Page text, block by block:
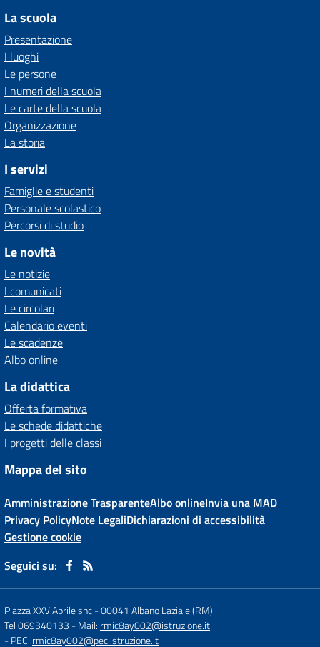
La scuola
Presentazione
I luoghi
Le persone
I numeri della scuola
Le carte della scuola
Organizzazione
La storia
I servizi
Famiglie e studenti
Personale scolastico
Percorsi di studio
Le novità
Le notizie
I comunicati
Le circolari
Calendario eventi
Le scadenze
Albo online
La didattica
Offerta formativa
Le schede didattiche
I progetti delle classi
Mappa del sito
Amministrazione TrasparenteAlbo onlineInvia una MAD
Privacy PolicyNote LegaliDichiarazioni di accessibilità
Gestione cookie
Seguici su:
Piazza XXV Aprile snc-00041 Albano Laziale (RM)
Tel 069340133 - Mail: rmic8ay002@istruzione.it
- PEC: rmic8ay002@pec.istruzione.it